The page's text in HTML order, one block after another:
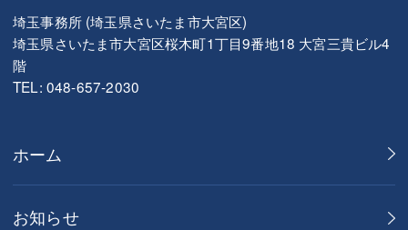
埼玉事務所 (埼玉県さいたま市大宮区)
埼玉県さいたま市大宮区桜木町1丁目9番地18 大宮三貴ビル4
階
TEL: 048-657-2030
ホーム
お知らせ